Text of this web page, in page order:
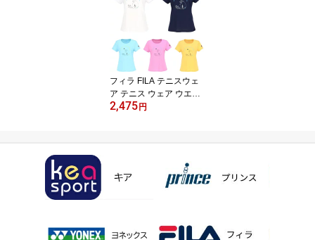
コンプレッションウェア
フィラ FILA テニスウェ
ア テニス ウェア ウエア
シャツ レディース グラ
2,475円